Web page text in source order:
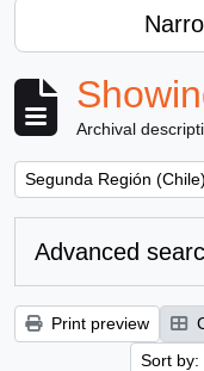
Archival
Remove filter:
Segunda Región (Chile)
Advanced
Print preview
Sort by: